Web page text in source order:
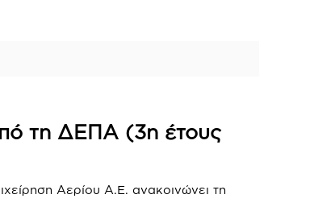
τη ΔΕΠΑ (3η έτους
Αερίου Α.Ε. ανακοινώνει τη